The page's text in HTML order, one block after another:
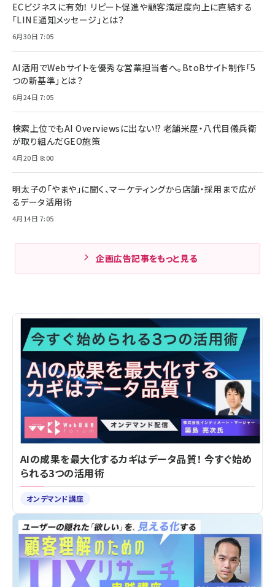
ECビジネスに有効！ リピート促進や顧客満足度向上に直結する
「LINE通知メッセージ」とは？
6月30日 7:05
AI活用でWebサイトを優秀な営業担当者へ。BtoBサイト制作「5
つの新基準」とは？
6月24日 7:05
検索上位でもAI Overviewsに出ない!? 老舗米屋・八代目儀兵衛
が取り組んだGEO施策
4月20日 8:00
明太子の「やまや」に聞く、マーケティングから店舗・採用まで広が
るデータ活用術
4月14日 7:05
企画広告記事をもっと見る
AIの成果を最大化するカギはデータ品質！ 今すぐ始め
られる3つの活用術
オンデマンド講座